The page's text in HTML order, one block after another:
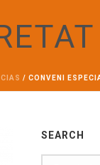
/ CONVENI
SEARCH